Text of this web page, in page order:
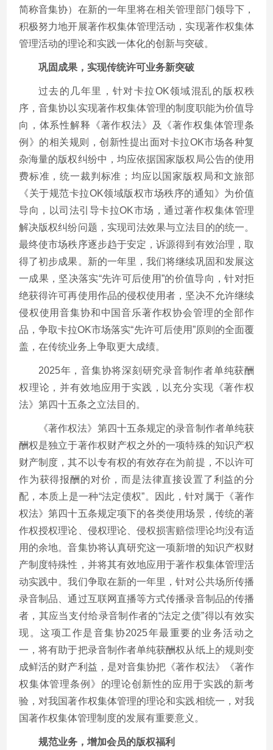
简称音集协）在新的一年里将在相关管理部门领导下，
积极努力地开展著作权集体管理活动，实现著作权集体
管理活动的理论和实践一体化的创新与突破。
巩固成果，实现传统许可业务新突破
过去的几年里，针对卡拉OK领域混乱的版权秩
序，音集协以实现著作权集体管理的制度职能为价值导
向，体系性解释《著作权法》及《著作权集体管理条
例》的相关规则，创新性提出面对卡拉OK市场各种复
杂海量的版权纠纷中，均应依据国家版权局公告的使用
费标准，统一裁判标准；均应以国家版权局和文旅部
《关于规范卡拉OK领域版权市场秩序的通知》为价值
导向，以司法引导卡拉OK市场，通过著作权集体管理
解决版权纠纷问题，实现司法效果与立法目的的统一。
最终使市场秩序逐步趋于安定，诉源得到有效治理，取
得了初步成果。新的一年里，我们将继续巩固和发展这
一成果，坚决落实“先许可后使用”的价值导向，针对拒
绝获得许可再使用作品的侵权使用者，坚决不允许继续
侵权使用音集协和中国音乐著作权协会管理的全部作
品，争取卡拉OK市场落实“先许可后使用”原则的全面覆
盖，在传统业务上争取更大成绩。
2025年，音集协将深刻研究录音制作者单纯获酬
权理论，并有效地应用于实践，以充分实现《著作权
法》第四十五条之立法目的。
《著作权法》第四十五条规定的录音制作者单纯获
酬权是独立于著作权财产权之外的一项特殊的知识产权
财产制度，其不以专有权的有效存在为前提，不以许可
作为获得报酬的对价，而是法律直接设置了利益的分
配，本质上是一种“法定债权”。因此，针对属于《著作
权法》第四十五条规定项下的各类使用场景，传统的著
作权授权理论、侵权理论、侵权损害赔偿理论均没有适
用的余地。音集协将认真研究这一项新增的知识产权财
产制度特殊性，并将其有效地应用于著作权集体管理活
动实践中。我们争取在新的一年里，针对公共场所传播
录音制品、通过互联网直播等方式传播录音制品的传播
者，其应当支付给录音制作者的“法定之债”得以有效实
现。这项工作是音集协2025年最重要的业务活动之
一，将有助于把录音制作者单纯获酬权从纸上的规则变
成鲜活的财产利益，是对音集协把《著作权法》《著作
权集体管理条例》的理论创新性的应用于实践的新考
验，对我国著作权集体管理的理论和实践相统一，对我
国著作权集体管理制度的发展有重要意义。
规范业务，增加会员的版权福利